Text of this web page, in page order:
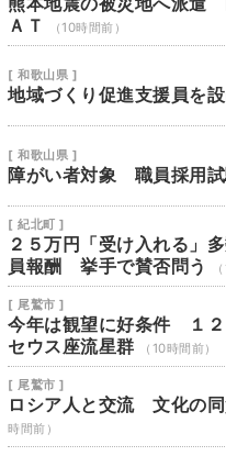
ＡＴ
（10時間前）
[ 和歌山県 ]
地域づくり促進支援員を
[ 和歌山県 ]
障がい者対象 職員採用
[ 紀北町 ]
２５万円「受け入れる」
員報酬 挙手で賛否問う
[ 尾鷲市 ]
今年は観望に好条件 １
セウス座流星群
（10時間前）
[ 尾鷲市 ]
ロシア人と交流 文化の
時間前）